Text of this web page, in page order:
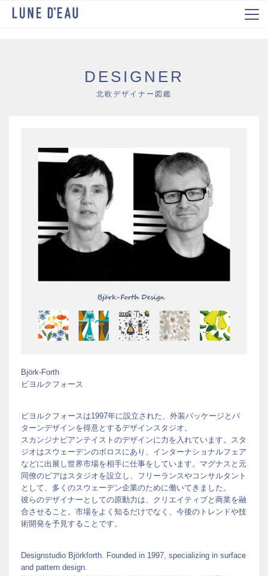
DESIGNER
北欧デザイナー図鑑
Björk-Forth
ビヨルクフォース
ビヨルクフォースは1997年に設立された、外装パッケージとパ
ターンデザインを得意とするデザインスタジオ。
スカンジナビアンテイストのデザインに力を入れています。スタ
ジオはスウェーデンのボロスにあり、インターナショナルフェア
などに出展し世界市場を相手に仕事をしています。マグナスと元
同僚のピアはスタジオを設立し、フリーランスやコンサルタント
として、多くのスウェーデン企業のために働いてきました。
彼らのデザイナーとしての原動力は、クリエイティブと商業を融
合させること。市場をよく知るだけでなく、今後のトレンドや技
術開発を予見することです。
Designstudio Björkforth. Founded in 1997, specializing in surface
and pattern design.